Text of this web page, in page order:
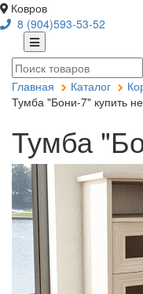
Ковров
8 (904)593-53-52
Главная Каталог
Тумба "Бони-7" купить
Тумба